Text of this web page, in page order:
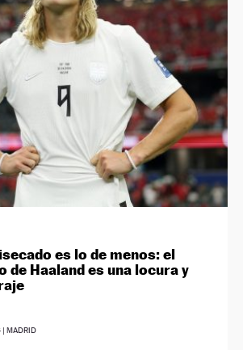
es lo de menos: el
de Haaland es una locura y
| MADRID